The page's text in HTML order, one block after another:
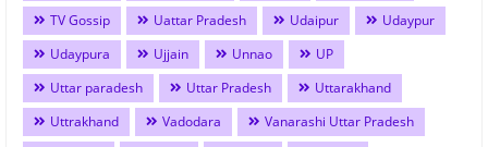
TV Gossip
Uattar Pradesh Udaipur
Udaypur
Udaypura
Ujjain Unnao
UP
Uttar paradesh
Uttar Pradesh
Uttarakhand
Uttrakhand
Vadodara
Vanarashi Uttar Pradesh